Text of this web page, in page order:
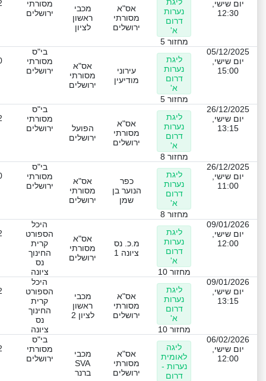
יום שישי,
12:30
נערות
דרום
א'
מחזור 5
אס"א
מסורתי
ירושלים
מכבי
ראשון
לציון
מסורתי
ירושלים
05/12/2025
יום שישי,
15:00
ליגת
נערות
דרום
א'
מחזור 5
עירוני
מודיעין
אס"א
מסורתי
ירושלים
בי"ס
מסורתי
ירושלים
26/12/2025
יום שישי,
13:15
ליגת
נערות
דרום
א'
מחזור 8
אס"א
מסורתי
ירושלים
הפועל
ירושלים
בי"ס
מסורתי
ירושלים
26/12/2025
יום שישי,
11:00
ליגת
נערות
דרום
א'
מחזור 8
כפר
הנוער בן
שמן
אס"א
מסורתי
ירושלים
בי"ס
מסורתי
ירושלים
09/01/2026
יום שישי,
12:00
ליגת
נערות
דרום
א'
מחזור 10
מ.כ. נס
ציונה 1
אס"א
מסורתי
ירושלים
היכל
הספורט
קרית
החינוך
נס
ציונה
09/01/2026
יום שישי,
13:15
ליגת
נערות
דרום
א'
מחזור 10
אס"א
מסורתי
ירושלים
מכבי
ראשון
לציון 2
היכל
הספורט
קרית
החינוך
נס
ציונה
06/02/2026
יום שישי,
12:00
ליגה
לאומית
נערות -
דרום
אס"א
מסורתי
ירושלים
מכבי
SVA
ברנר
בי"ס
מסורתי
ירושלים